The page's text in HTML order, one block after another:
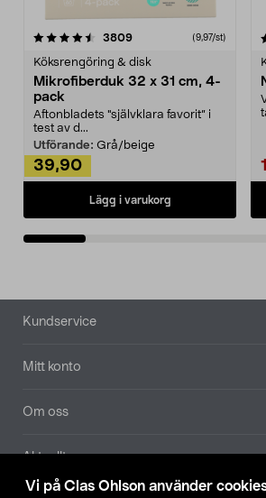
Vi på Clas Ohlson använder
3809recensioner (9,97/st)
Köksrengöring & disk
Mikrofiberduk 32 x 31 cm, 4-
pack
Aftonbladets "självklara favorit” i
test av d...
Utförande: Grå/beige
39,90
Lägg i varukorg
4.0av 5 stjärnor
Sidfot
Kundservice
Mitt konto
Om oss
Aktuellt